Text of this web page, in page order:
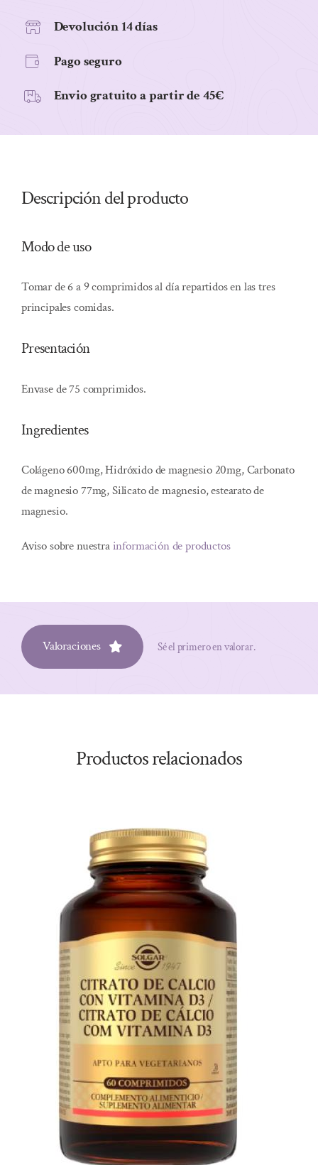
Devolución 14 días
Pago seguro
Envio gratuito a partir de 45€
Descripción del producto
Modo de uso
Tomar de 6 a 9 comprimidos al día repartidos en las tres
principales comidas.
Presentación
Envase de 75 comprimidos.
Ingredientes
Colágeno 600mg, Hidróxido de magnesio 20mg, Carbonato
de magnesio 77mg, Silicato de magnesio, estearato de
magnesio.
Aviso sobre nuestrainformación de productos
Valoraciones Sé el primero en valorar.
Productos relacionados